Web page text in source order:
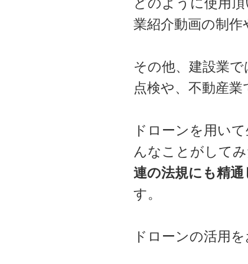
業紹介動画の制作
その他、建設業
点検や、不動産
ドローンを用い
んなことがして
連の法規にも精
す。
ドローンの活用